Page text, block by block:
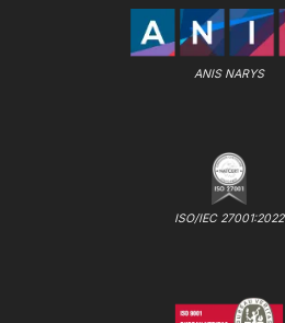
ANIS NARYS
ISO/IEC 27001:2022